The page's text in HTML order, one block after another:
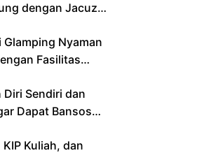
dengan Jacuzzi
Glamping Nyaman
Fasilitas
Diri Sendiri dan
Dapat Bansos
KIP Kuliah, dan